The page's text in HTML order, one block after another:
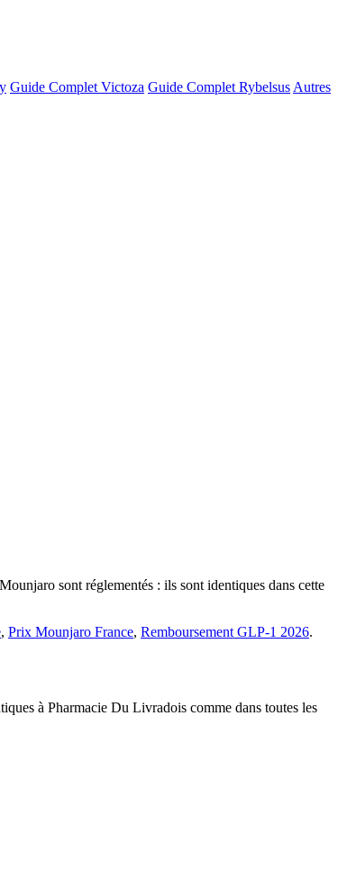
Guide Complet Victoza Guide Complet Rybelsus Autres
sont réglementés : ils sont identiques dans cette
, Prix Mounjaro France, Remboursement GLP-1 2026.
à Pharmacie Du Livradois comme dans toutes les